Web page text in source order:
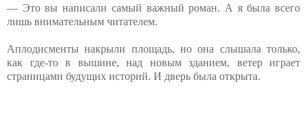
— Это вы написали самый важный роман. А я была всего
лишь внимательным читателем.
Аплодисменты накрыли площадь, но она слышала только,
как где-то в вышине, над новым зданием, ветер играет
страницами будущих историй. И дверь была открыта.